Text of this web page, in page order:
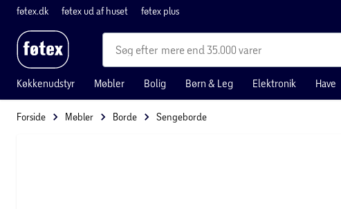
føtex.dk føtex ud af huset føtex plus
mere end 35.000 varer
Køkkenudstyr Møbler Bolig Børn & Leg Elektronik Have
Forside Møbler Borde Sengeborde